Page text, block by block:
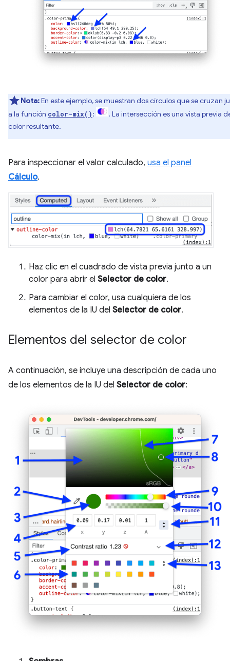
Nota:En este ejemplo, se muestran dos círculos que se cruzan
a la función color-mix():
. La intersección es una vista previa
color resultante.
Para inspeccionar el valor calculado, usa el panel
Cálculo.
Haz clic en el cuadrado de vista previa junto a un
color para abrir el Selector de color.
Para cambiar el color, usa cualquiera de los
elementos de la IU del Selector de color.
Elementos del selector de color
A continuación, se incluye una descripción de cada uno
de los elementos de la IU del Selector de color: